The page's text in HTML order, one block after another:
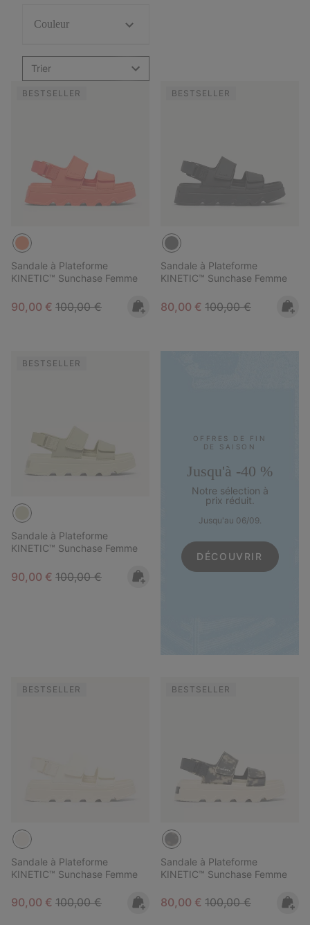
Couleur
Trier
BESTSELLER
Sandale à Plateforme
KINETIC™ Sunchase Femme
Sale price:
90,00 € Regular price:
100,00 €
BESTSELLER
Sandale à Plateforme
KINETIC™ Sunchase Femme
Sale price:
80,00 € Regular price:
100,00 €
BESTSELLER
Sandale à Plateforme
KINETIC™ Sunchase Femme
Sale price:
90,00 € Regular price:
100,00 €
OFFRES DE FIN
DE SAISON
Jusqu'à -40 %
Notre sélection à
prix réduit.
Jusqu'au 06/09.
DÉCOUVRIR
BESTSELLER
Sandale à Plateforme
KINETIC™ Sunchase Femme
Sale price:
90,00 € Regular price:
100,00 €
BESTSELLER
Sandale à Plateforme
KINETIC™ Sunchase Femme
Sale price:
80,00 € Regular price:
100,00 €